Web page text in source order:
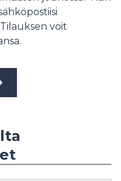
voit